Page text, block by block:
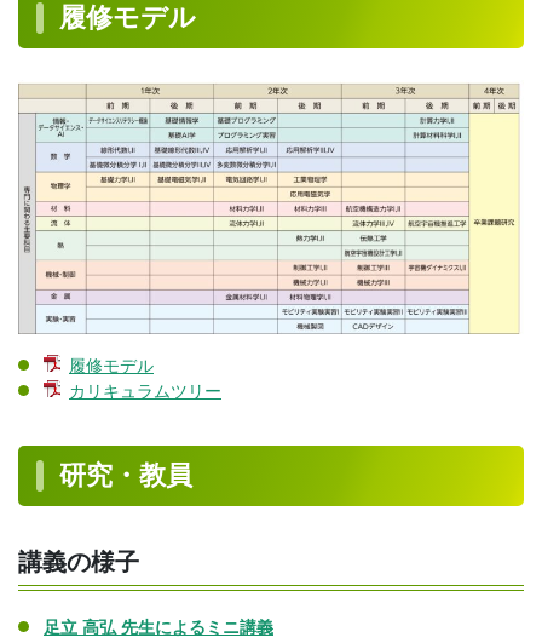
履修モデル
履修モデル
カリキュラムツリー
研究・教員
講義の様子
足立 高弘 先生によるミニ講義